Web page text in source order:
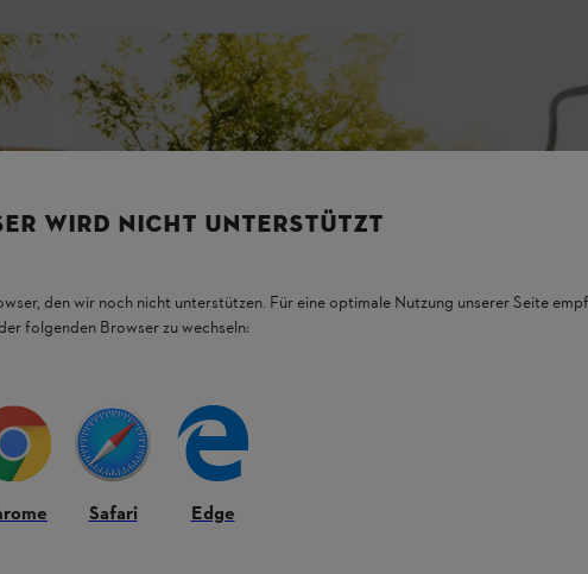
WIRD NICHT UNTERSTÜTZT
den wir noch nicht unterstützen. Für eine optimale Nutzung unserer Seite
folgenden Browser zu wechseln:
Safari Edge